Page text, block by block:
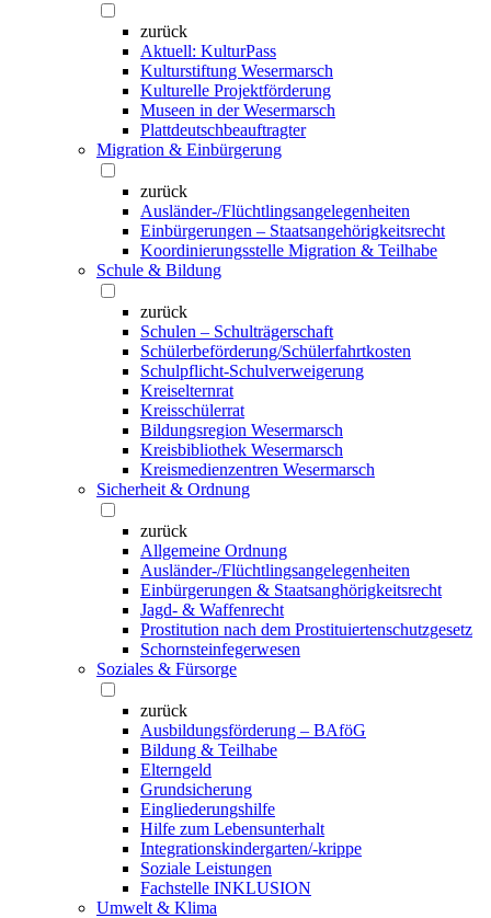
zurück
Aktuell: KulturPass
Kulturstiftung Wesermarsch
Kulturelle Projektförderung
Museen in der Wesermarsch
Plattdeutschbeauftragter
Migration & Einbürgerung
zurück
Ausländer-/Flüchtlingsangelegenheiten
Einbürgerungen – Staatsangehörigkeitsrecht
Koordinierungsstelle Migration & Teilhabe
Schule & Bildung
zurück
Schulen – Schulträgerschaft
Schülerbeförderung/Schülerfahrtkosten
Schulpflicht-Schulverweigerung
Kreiselternrat
Kreisschülerrat
Bildungsregion Wesermarsch
Kreisbibliothek Wesermarsch
Kreismedienzentren Wesermarsch
Sicherheit & Ordnung
zurück
Allgemeine Ordnung
Ausländer-/Flüchtlingsangelegenheiten
Einbürgerungen & Staatsanghörigkeitsrecht
Jagd- & Waffenrecht
Prostitution nach dem Prostituiertenschutzgesetz
Schornsteinfegerwesen
Soziales & Fürsorge
zurück
Ausbildungsförderung – BAföG
Bildung & Teilhabe
Elterngeld
Grundsicherung
Eingliederungshilfe
Hilfe zum Lebensunterhalt
Integrationskindergarten/-krippe
Soziale Leistungen
Fachstelle INKLUSION
Umwelt & Klima